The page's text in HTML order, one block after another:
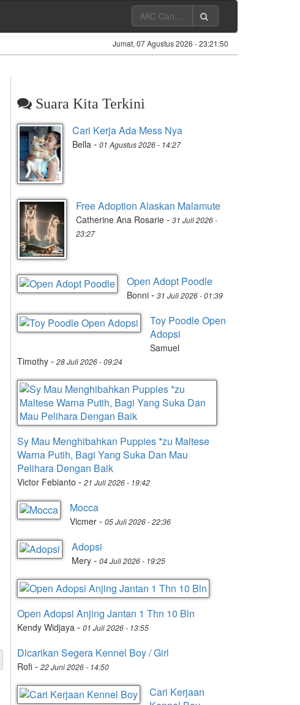
Jumat, 07 Agustus 2026 -23:21:51
Suara Kita Terkini
Cari Kerja Ada Mess Nya
Bella - 01 Agustus 2026 - 14:27
Free Adoption Alaskan Malamute
Catherine Ana Rosarie - 31 Juli 2026 -
23:27
Open Adopt Poodle
Bonni - 31 Juli 2026 - 01:39
Toy Poodle Open
Adopsi
Samuel
Timothy - 28 Juli 2026 - 09:24
Sy Mau Menghibahkan Puppies *zu Maltese
Warna Putih, Bagi Yang Suka Dan Mau
Pelihara Dengan Baik
Victor Febianto - 21 Juli 2026 - 19:42
Mocca
Vicmer - 05 Juli 2026 - 22:36
Adopsi
Mery - 04 Juli 2026 - 19:25
Open Adopsi Anjing Jantan 1 Thn 10 Bln
Kendy Widjaya - 01 Juli 2026 - 13:55
Dicarikan Segera Kennel Boy / Girl
Rofi - 22 Juni 2026 - 14:50
Cari Kerjaan